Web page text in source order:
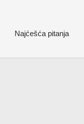
Najćešća pitanja